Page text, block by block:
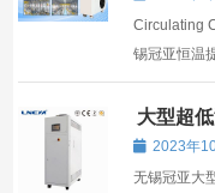
Circulating
锡冠亚恒温
大型超
2023年
无锡冠亚大